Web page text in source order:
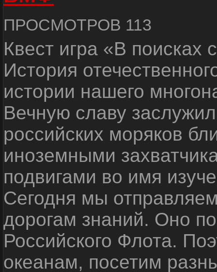
ПРОСМОТРОВ 113
Квест игра «В
История
истории нашего
Вечную славу
российских моряков
иноземными
подвигами во имя
Сегодня мы
дорогам знаний. Оно
Российского Флота.
океанам, посетим